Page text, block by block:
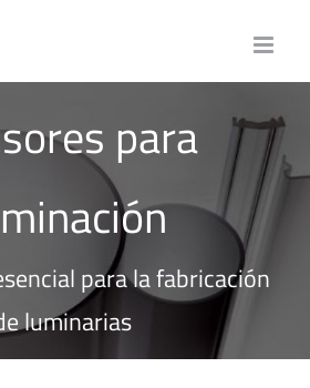
para
para la fabricación
luminarias